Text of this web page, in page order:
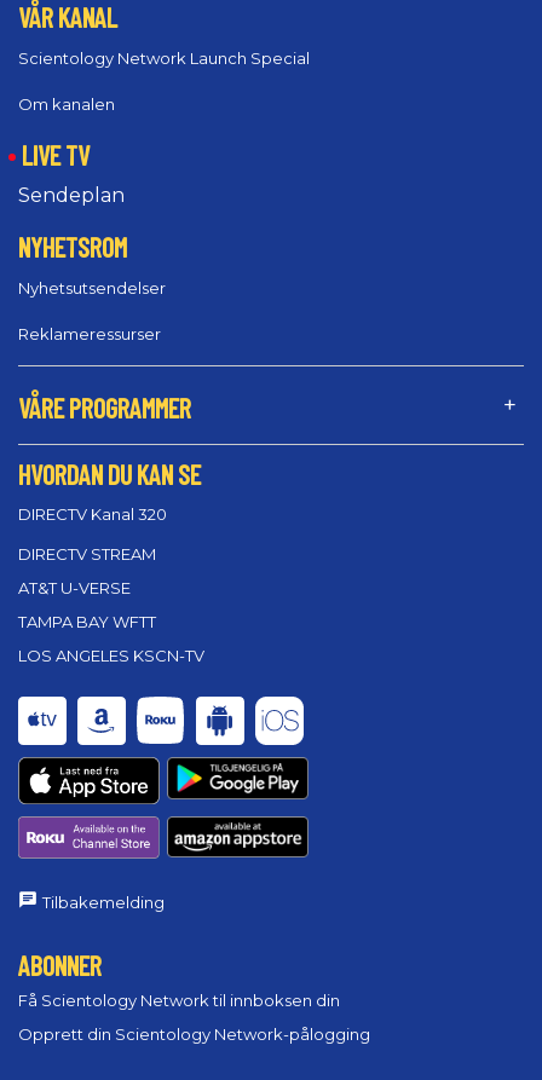
VÅR KANAL
Scientology Network Launch Special
Om kanalen
LIVE TV
Sendeplan
NYHETSROM
Nyhetsutsendelser
Reklameressurser
VÅRE PROGRAMMER
HVORDAN DU KAN SE
DIRECTV Kanal 320
DIRECTV STREAM
AT&T U-VERSE
TAMPA BAY WFTT
LOS ANGELES KSCN-TV
Tilbakemelding
ABONNER
Få Scientology Network til innboksen din
Opprett din Scientology Network-pålogging